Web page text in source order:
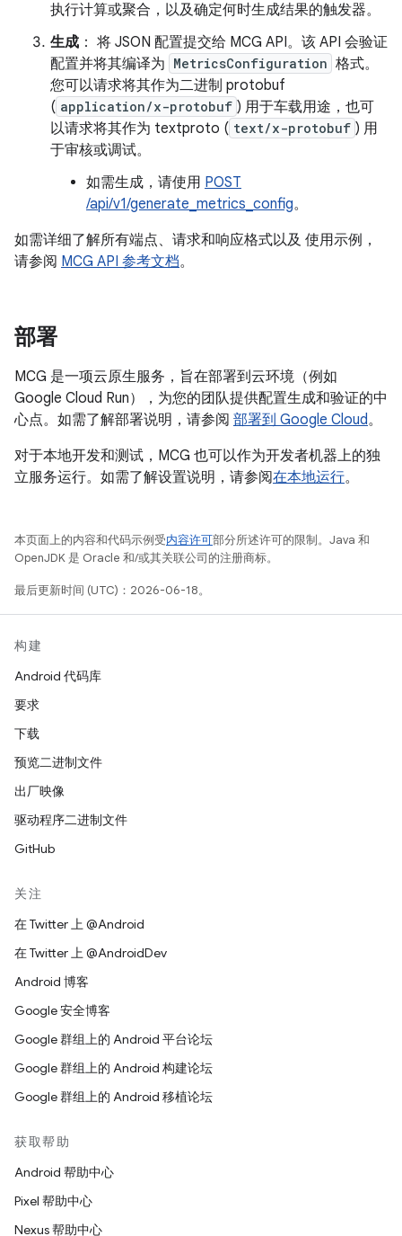
执行计算或聚合，以及确定何时生成结果的触发器。
生成 ： 将 JSON 配置提交给 MCG API。该 API 会验证
配置并将其编译为 MetricsConfiguration 格式。
您可以请求将其作为二进制 protobuf
( application/x-protobuf ) 用于车载用途，也可
以请求将其作为 textproto ( text/x-protobuf ) 用
于审核或调试。
如需生成，请使用 POST
/api/v1/generate_metrics_config。
如需详细了解所有端点、请求和响应格式以及 使用示例，
请参阅 MCG API 参考文档。
部署
MCG 是一项云原生服务，旨在部署到云环境（例如
Google Cloud Run），为您的团队提供配置生成和验证的中
心点。如需了解部署说明，请参阅 部署到 Google Cloud。
对于本地开发和测试，MCG 也可以作为开发者机器上的独
立服务运行。如需了解设置说明，请参阅在本地运行。
本页面上的内容和代码示例受内容许可部分所述许可的限制。Java 和
OpenJDK 是 Oracle 和/或其关联公司的注册商标。
最后更新时间 (UTC)：2026-06-18。
构建
Android 代码库
要求
下载
预览二进制文件
出厂映像
驱动程序二进制文件
GitHub
关注
在 Twitter 上 @Android
在 Twitter 上 @AndroidDev
Android 博客
Google 安全博客
Google 群组上的 Android 平台论坛
Google 群组上的 Android 构建论坛
Google 群组上的 Android 移植论坛
获取帮助
Android 帮助中心
Pixel 帮助中心
Nexus 帮助中心